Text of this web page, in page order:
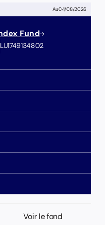
Au04/08/2026
Fund
LU1749134802
Voir le fond